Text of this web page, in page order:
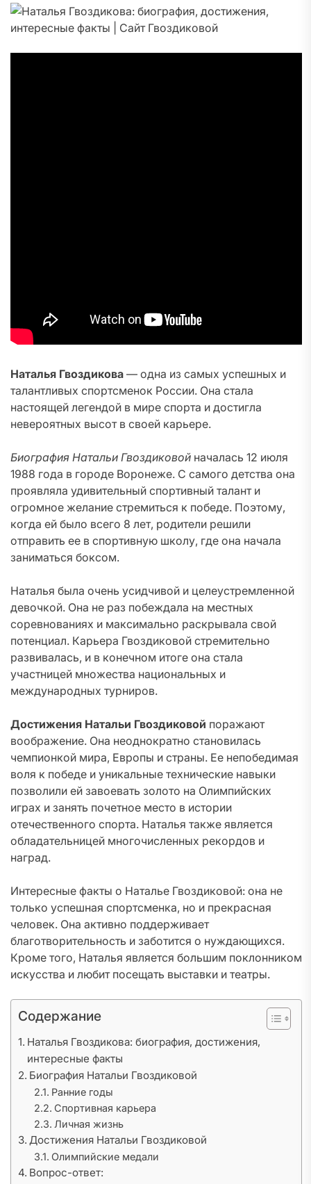
Наталья Гвоздикова — одна из самых успешных и
талантливых спортсменок России. Она стала
настоящей легендой в мире спорта и достигла
невероятных высот в своей карьере.
Биография Натальи Гвоздиковой началась 12 июля
1988 года в городе Воронеже. С самого детства она
проявляла удивительный спортивный талант и
огромное желание стремиться к победе. Поэтому,
когда ей было всего 8 лет, родители решили
отправить ее в спортивную школу, где она начала
заниматься боксом.
Наталья была очень усидчивой и целеустремленной
девочкой. Она не раз побеждала на местных
соревнованиях и максимально раскрывала свой
потенциал. Карьера Гвоздиковой стремительно
развивалась, и в конечном итоге она стала
участницей множества национальных и
международных турниров.
Достижения Натальи Гвоздиковой поражают
воображение. Она неоднократно становилась
чемпионкой мира, Европы и страны. Ее непобедимая
воля к победе и уникальные технические навыки
позволили ей завоевать золото на Олимпийских
играх и занять почетное место в истории
отечественного спорта. Наталья также является
обладательницей многочисленных рекордов и
наград.
Интересные факты о Наталье Гвоздиковой: она не
только успешная спортсменка, но и прекрасная
человек. Она активно поддерживает
благотворительность и заботится о нуждающихся.
Кроме того, Наталья является большим поклонником
искусства и любит посещать выставки и театры.
Содержание
Наталья Гвоздикова: биография, достижения,
интересные факты
Биография Натальи Гвоздиковой
Ранние годы
Спортивная карьера
Личная жизнь
Достижения Натальи Гвоздиковой
Олимпийские медали
Вопрос-ответ: